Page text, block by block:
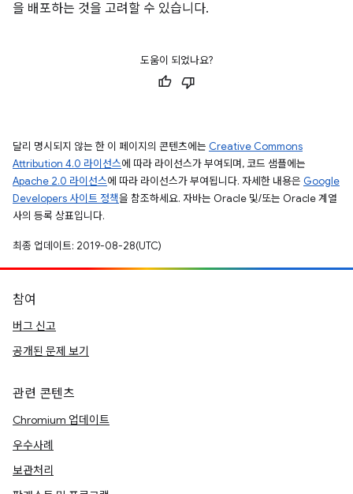
을 배포하는 것을 고려할 수 있습니다.
도움이 되었나요?
달리 명시되지 않는 한 이 페이지의 콘텐츠에는 Creative Commons
Attribution 4.0 라이선스에 따라 라이선스가 부여되며, 코드 샘플에는
Apache 2.0 라이선스에 따라 라이선스가 부여됩니다. 자세한 내용은 Google
Developers 사이트 정책을 참조하세요. 자바는 Oracle 및/또는 Oracle 계열
사의 등록 상표입니다.
최종 업데이트: 2019-08-28(UTC)
참여
버그 신고
공개된 문제 보기
관련 콘텐츠
Chromium 업데이트
우수사례
보관처리